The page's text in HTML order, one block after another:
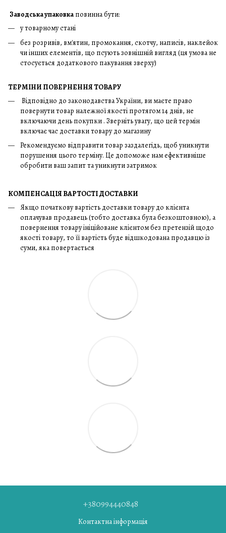
Заводська упаковка повинна бути:
у товарному стані
без розривів, вм'ятин, промокання, скотчу, написів, наклейок
чи інших елементів, що псують зовнішній вигляд (ця умова не
стосується додаткового пакування зверху)
ТЕРМІНИ ПОВЕРНЕННЯ ТОВАРУ
Відповідно до законодавства України, ви маєте право
повернути товар належної якості протягом 14 днів, не
включаючи день покупки . Зверніть увагу, що цей термін
включає час доставки товару до магазину
Рекомендуємо відправити товар заздалегідь, щоб уникнути
порушення цього терміну. Це допоможе нам ефективніше
обробити ваш запит та уникнути затримок
КОМПЕНСАЦІЯ ВАРТОСТІ ДОСТАВКИ
Якщо початкову вартість доставки товару до клієнта
оплачував продавець (тобто доставка була безкоштовною), а
повернення товару ініційоване клієнтом без претензій щодо
якості товару, то її вартість буде відшкодована продавцю із
суми, яка повертається
+380994440848
Контактна інформація